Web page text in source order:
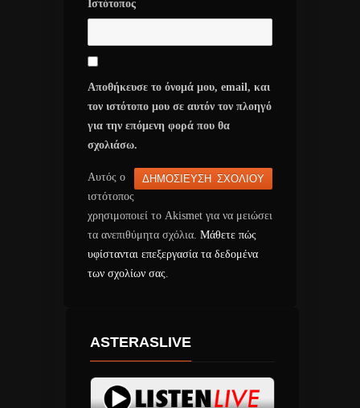
Ιστότοπος
Αποθήκευσε το όνομά μου, email, και
τον ιστότοπο μου σε αυτόν τον πλοηγό
για την επόμενη φορά που θα
σχολιάσω.
Αυτός ο
ιστότοπος
χρησιμοποιεί το Akismet για να μειώσει
τα ανεπιθύμητα σχόλια. Μάθετε πώς
υφίστανται επεξεργασία τα δεδομένα
των σχολίων σας
ASTERASLIVE